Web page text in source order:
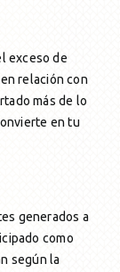
exceso de
relación con
más de lo
en tu
generados a
como
según la